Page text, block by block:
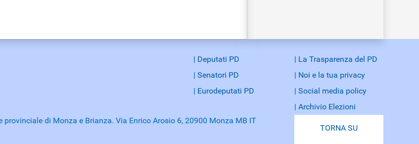
| Deputati PD
| Senatori PD
| Eurodeputati PD
| La Trasparenza del PD
| Noi e la tua privacy
| Social media policy
| Archivio Elezioni
provinciale di Monza e Brianza. Via Enrico Arosio 6, 20900 Monza MB IT
TORNA SU